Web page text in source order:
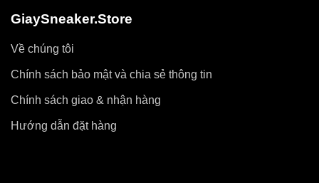
GiaySneaker.Store
Về chúng tôi
Chính sách bảo mật và chia sẻ thông tin
Chính sách giao & nhận hàng
Hướng dẫn đặt hàng